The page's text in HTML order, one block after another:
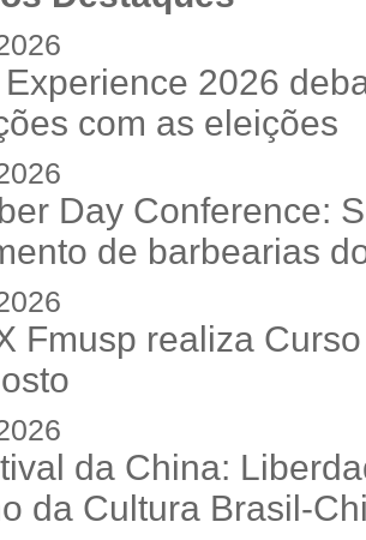
Experience 2026
com as eleições
Day Conference:
de barbearias
Fmusp realiza
da China:
da Cultura Brasil-